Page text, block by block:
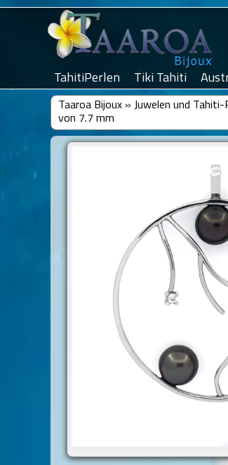
TahitiPerlen Tiki Tahiti
Taaroa Bijoux» Juwelen und Tahiti-
von 7.7 mm